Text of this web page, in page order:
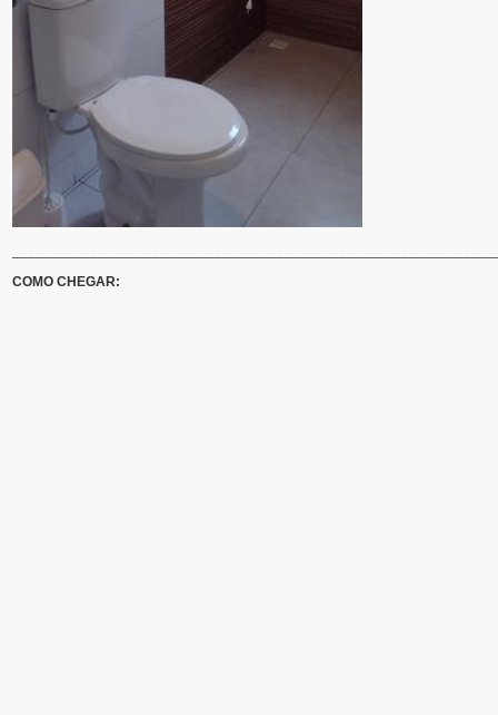
COMO CHEGAR: